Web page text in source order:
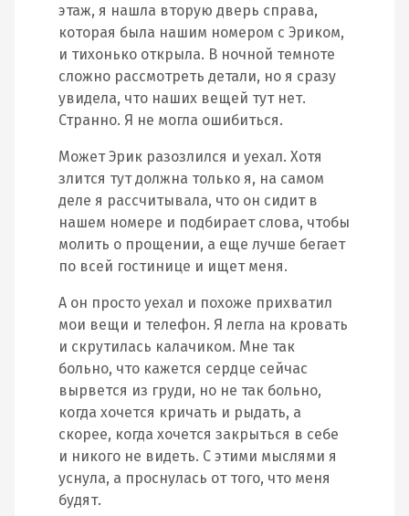
этаж, я нашла вторую дверь справа,
которая была нашим номером с Эриком,
и тихонько открыла. В ночной темноте
сложно рассмотреть детали, но я сразу
увидела, что наших вещей тут нет.
Странно. Я не могла ошибиться.
Может Эрик разозлился и уехал. Хотя
злится тут должна только я, на самом
деле я рассчитывала, что он сидит в
нашем номере и подбирает слова, чтобы
молить о прощении, а еще лучше бегает
по всей гостинице и ищет меня.
А он просто уехал и похоже прихватил
мои вещи и телефон. Я легла на кровать
и скрутилась калачиком. Мне так
больно, что кажется сердце сейчас
вырвется из груди, но не так больно,
когда хочется кричать и рыдать, а
скорее, когда хочется закрыться в себе
и никого не видеть. С этими мыслями я
уснула, а проснулась от того, что меня
будят.